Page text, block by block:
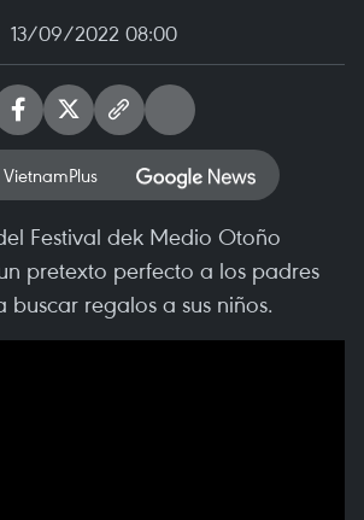
13/09/2022 08:00
Festival dek Medio Otoño
pretexto perfecto a los padres
regalos a sus niños.